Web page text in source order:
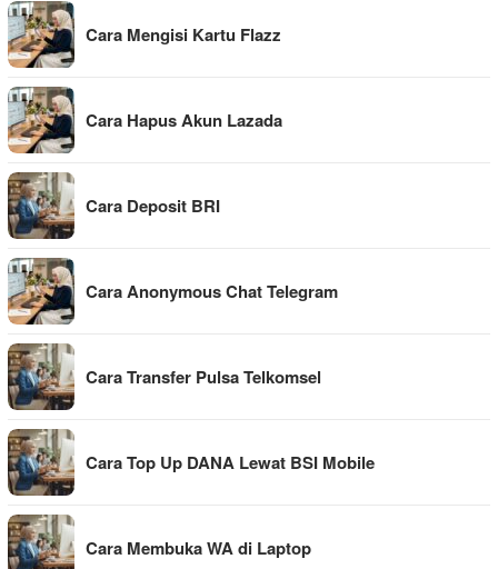
Cara Mengisi Kartu Flazz
Cara Hapus Akun Lazada
Cara Deposit BRI
Cara Anonymous Chat Telegram
Cara Transfer Pulsa Telkomsel
Cara Top Up DANA Lewat BSI Mobile
Cara Membuka WA di Laptop